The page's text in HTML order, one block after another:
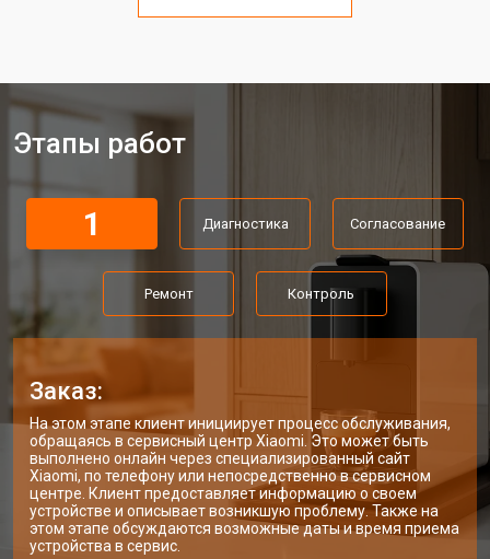
Этапы работ
1 Диагностика Согласование
Ремонт Контроль
Заказ:
На этом этапе клиент инициирует процесс обслуживания,
обращаясь в сервисный центр Xiaomi. Это может быть
выполнено онлайн через специализированный сайт
Xiaomi, по телефону или непосредственно в сервисном
центре. Клиент предоставляет информацию о своем
устройстве и описывает возникшую проблему. Также на
этом этапе обсуждаются возможные даты и время приема
устройства в сервис.